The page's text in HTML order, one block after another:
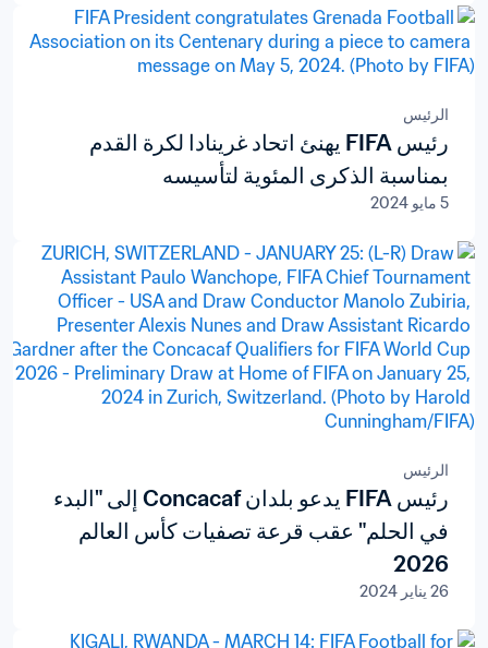
الرئيس
رئيس FIFA يهنئ اتحاد غرينادا لكرة القدم
بمناسبة الذكرى المئوية لتأسيسه
5 مايو 2024
الرئيس
رئيس FIFA يدعو بلدان Concacaf إلى "البدء
في الحلم" عقب قرعة تصفيات كأس العالم
2026
26 يناير 2024